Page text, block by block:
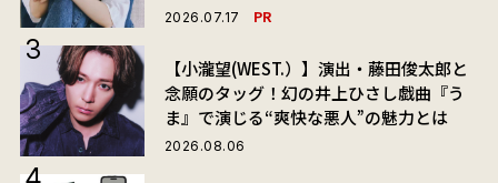
2026.07.17 PR
【小瀧望(WEST.）】演出・藤田俊太郎と
念願のタッグ！幻の井上ひさし戯曲『う
ま』で演じる“爽快な悪人”の魅力とは
2026.08.06